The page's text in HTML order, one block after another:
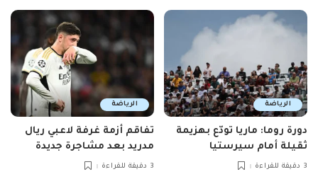
الرياضة
دورة روما: ماريا تودّع بهزيمة
ثقيلة أمام سيرستيا
3 دقيقة للقراءة
الرياضة
تفاقم أزمة غرفة لاعبي ريال
مدريد بعد مشاجرة جديدة
3 دقيقة للقراءة